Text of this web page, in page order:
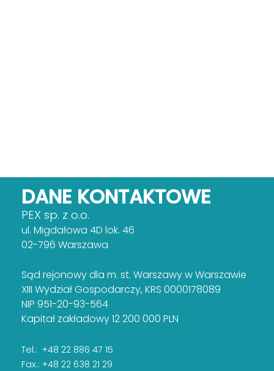
DANE KONTAKTOWE
PEX sp. z o.o.
ul. Migdałowa 4D lok. 46
02-796 Warszawa
Sąd rejonowy dla m. st. Warszawy w Warszawie
XIII Wydział Gospodarczy, KRS 0000178089
NIP 951-20-93-564
Kapitał zakładowy 12 200 000 PLN
Tel.: +48 22 886 47 15
Fax.: +48 22 638 21 29